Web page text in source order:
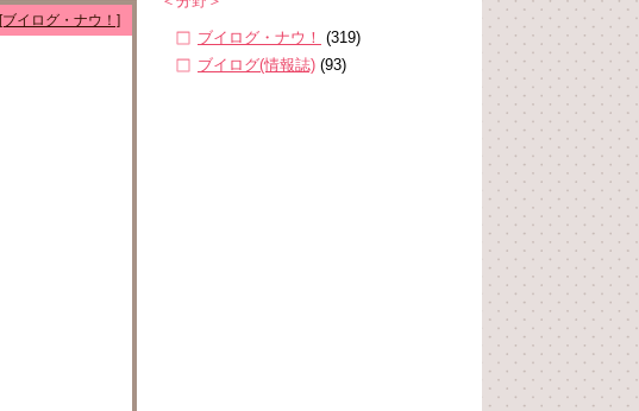
[ブイログ・ナウ！]
ブイログ・ナウ！ (319)
ブイログ(情報誌) (93)